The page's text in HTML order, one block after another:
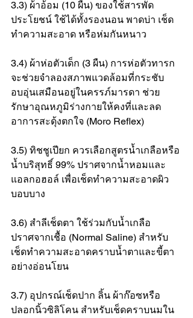
3.3) ผ้าอ้อม (10 ผืน) ของใช้สารพัด
ประโยชน์ ใช้ได้ทั้งรองนอน พาดบ่า เช็ด
ทำความสะอาด หรือห่มกันหนาว
3.4) ผ้าห่อตัวเด็ก (3 ผืน) การห่อตัวทารก
จะช่วยจำลองสภาพแวดล้อมที่กระชับ
อบอุ่นเสมือนอยู่ในครรภ์มารดา ช่วย
รักษาอุณหภูมิร่างกายให้คงที่และลด
อาการสะดุ้งตกใจ (Moro Reflex)
3.5) ทิชชูเปียก ควรเลือกสูตรน้ำเกลือหรือ
น้ำบริสุทธิ์ 99% ปราศจากน้ำหอมและ
แอลกอฮอล์ เพื่อเช็ดทำความสะอาดผิว
บอบบาง
3.6) สำลีเช็ดตา ใช้ร่วมกับน้ำเกลือ
ปราศจากเชื้อ (Normal Saline) สำหรับ
เช็ดทำความสะอาดคราบน้ำตาและขี้ตา
อย่างอ่อนโยน
3.7) อุปกรณ์เช็ดปาก ลิ้น ผ้าก๊อซหรือ
ปลอกนิ้วซิลิโคน สำหรับเช็ดคราบนมใน